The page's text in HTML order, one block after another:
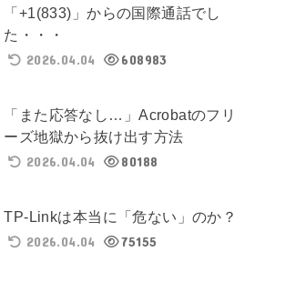
「+1(833)」からの国際通話でし
た・・・
2026.04.04
608983
「また応答なし…」Acrobatのフリ
ーズ地獄から抜け出す方法
2026.04.04
80188
TP-Linkは本当に「危ない」のか？
2026.04.04
75155